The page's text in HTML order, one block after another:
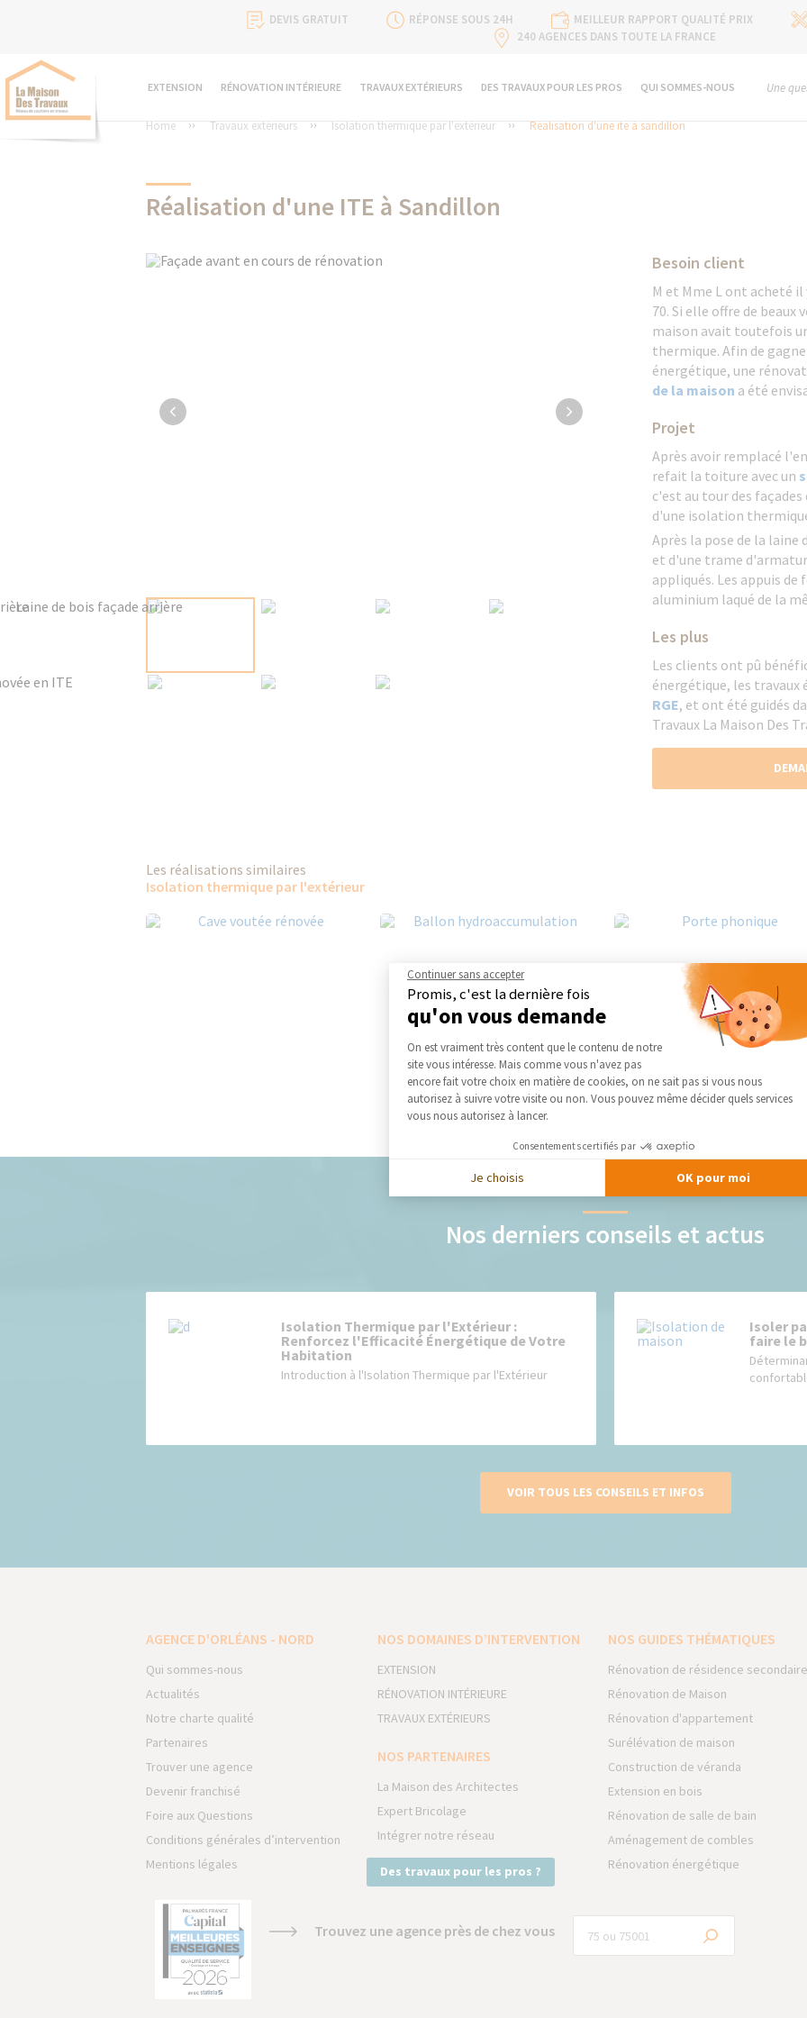
DEVIS GRATUIT RÉPONSE SOUS 24H MEILLEUR RAPPORT QUALITÉ PRIX
240 AGENCES DANS TOUTE LA FRANCE
EXTENSION RÉNOVATION INTÉRIEURE TRAVAUX EXTÉRIEURS DES TRAVAUX POUR LES PROS QUI SOMMES-NOUS Une
Home Travaux extérieurs Isolation thermique par l'extérieur Réalisation d'une ite à sandillon
Réalisation d'une ITE à Sandillon
Besoin client
M et Mme L ont acheté il
70. Si elle offre de beaux
maison avait toutefois
thermique. Afin de
énergétique, une
de la maison a été
Projet
Après avoir remplacé
refait la toiture avec un
c'est au tour des
d'une isolation
Après la pose de la laine
et d'une trame
appliqués. Les appuis
aluminium laqué de la
Les plus
Les clients ont pû
énergétique, les travaux
RGE, et ont été guidés
Travaux La Maison Des
Les réalisations similaires
Isolation thermique par l'extérieur
Nos derniers conseils et actus
Isolation Thermique par l'Extérieur :
Renforcez l'Efficacité Énergétique de Votre
Habitation
Introduction à l'Isolation Thermique par l'Extérieur
Isoler
faire le
VOIR TOUS LES CONSEILS ET INFOS
AGENCE D'ORLÉANS - NORD
Qui sommes-nous
Actualités
Notre charte qualité
Partenaires
Trouver une agence
Devenir franchisé
Foire aux Questions
Conditions générales d’intervention
Mentions légales
NOS DOMAINES D’INTERVENTION
EXTENSION
RÉNOVATION INTÉRIEURE
TRAVAUX EXTÉRIEURS
NOS PARTENAIRES
La Maison des Architectes
Expert Bricolage
Intégrer notre réseau
Des travaux pour les pros ?
NOS GUIDES THÉMATIQUES
Rénovation de résidence secondaire
Rénovation de Maison
Rénovation d'appartement
Surélévation de maison
Construction de véranda
Extension en bois
Rénovation de salle de bain
Aménagement de combles
Rénovation énergétique
Trouvez une agence près de chez vous
Continuer sans accepter
Promis, c'est la dernière fois
qu'on vous demande
Plateforme de Gestion du Consentement :
On est vraiment très content que le contenu de notre
site vous intéresse. Mais comme vous n'avez pas
encore fait votre choix en matière de cookies, on ne sait pas si vous nous
autorisez à suivre votre visite ou non. Vous pouvez même décider quels services
vous nous autorisez à lancer.
Consentements certifiés par
Je choisis OK pour moi
Axeptio consent